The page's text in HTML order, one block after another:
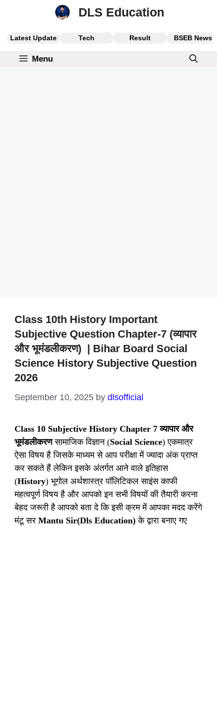
DLS Education
Latest Update Tech Result BSEB News
Menu
Class 10th History Important
Subjective Question Chapter-7 (व्यापार
और भूमंडलीकरण) | Bihar Board Social
Science History Subjective Question
2026
September 10, 2025 by dlsofficial
Class 10 Subjective History Chapter 7 व्यापार और
भूमंडलीकरणसामाजिक विज्ञान (Social Science) एकमात्र
ऐसा विषय है जिसके माध्यम से आप परीक्षा में ज्यादा अंक प्राप्त
कर सकते हैं लेकिन इसके अंतर्गत आने वाले इतिहास
(History) भूगोल अर्थशास्त्र पॉलिटिकल साइंस काफी
महत्वपूर्ण विषय है और आपको इन सभी विषयों की तैयारी करना
बेहद जरूरी है आपको बता दे कि इसी क्रम में आपका मदद करेंगे
मंटू सर Mantu Sir(Dls Education) के द्वारा बनाए गए